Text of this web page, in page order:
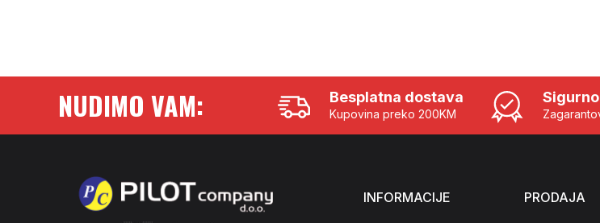
NUDIMO VAM: Besplatna dostava
Kupovina preko 200KM
Sigurno
INFORMACIJE PRODAJA